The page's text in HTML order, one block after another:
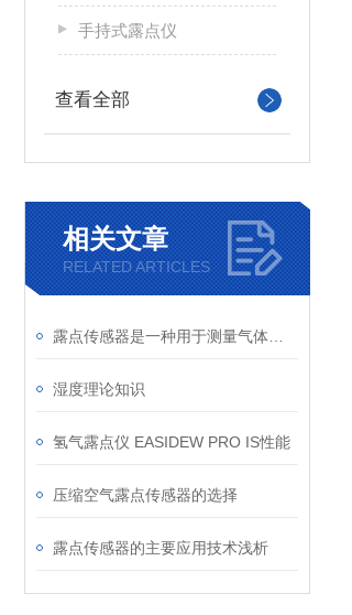
手持式露点仪
查看全部
相关文章
RELATED ARTICLES
湿度理论知识
氢气露点仪 EASIDEW PRO IS性能
压缩空气露点传感器的选择
露点传感器的主要应用技术浅析